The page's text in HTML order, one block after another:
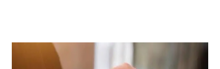
പരിചയപ്പെടാം. പഴങ്ങളും പച്ചക്കറികളും വിറ്റാമിന്‍ സി
അടങ്ങിയ പഴങ്ങളും പച്ചക്കറികളും നാരങ്ങ വര്‍ഗ്ഗത്തില്‍ പെട്ട